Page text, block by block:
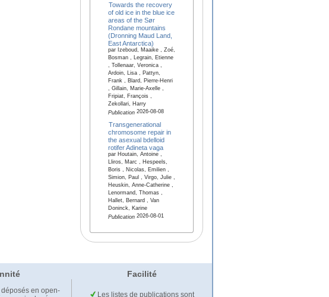
Towards the recovery
of old ice in the blue ice
areas of the Sør
Rondane mountains
(Dronning Maud Land,
East Antarctica)
par Izeboud, Maaike , Zoé,
Bosman , Legrain, Etienne
, Tollenaar, Veronica ,
Ardoin, Lisa , Pattyn,
Frank , Blard, Pierre-Henri
, Gillain, Marie-Axelle ,
Fripiat, François ,
Zekollari, Harry
Publication2026-08-08
Transgenerational
chromosome repair in
the asexual bdelloid
rotifer Adineta vaga
par Houtain, Antoine ,
Lliros, Marc , Hespeels,
Boris , Nicolas, Emilien ,
Simion, Paul , Virgo, Julie ,
Heuskin, Anne-Catherine ,
Lenormand, Thomas ,
Hallet, Bernard , Van
Doninck, Karine
Publication2026-08-01
Facilité
en open-
Les listes de publications sont